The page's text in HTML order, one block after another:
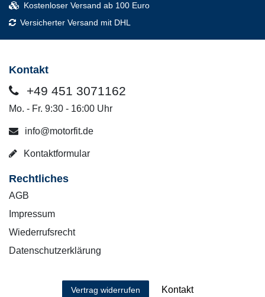
Kostenloser Versand ab 100 Euro
Versicherter Versand mit DHL
Kontakt
+49 451 3071162
Mo. - Fr. 9:30 - 16:00 Uhr
info@motorfit.de
Kontaktformular
Rechtliches
AGB
Impressum
Wiederrufsrecht
Datenschutzerklärung
Vertrag widerrufen Kontakt